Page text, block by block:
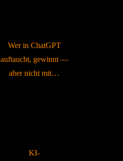
Wer in ChatGPT
auftaucht, gewinnt —
aber nicht mit…
KI-